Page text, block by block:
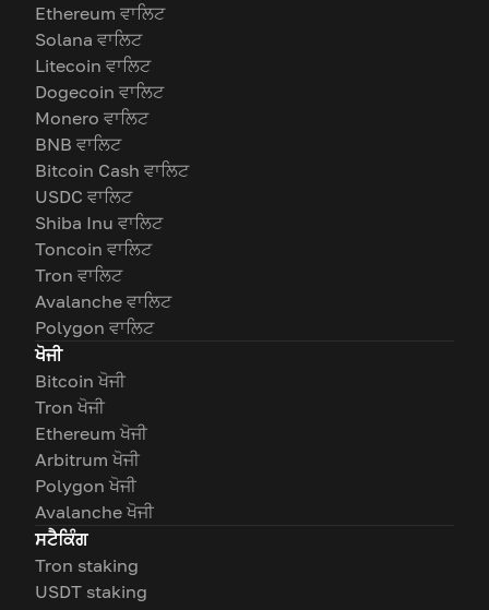
Ethereum ਵਾਲਿਟ
Solana ਵਾਲਿਟ
Litecoin ਵਾਲਿਟ
Dogecoin ਵਾਲਿਟ
Monero ਵਾਲਿਟ
BNB ਵਾਲਿਟ
Bitcoin Cash ਵਾਲਿਟ
USDC ਵਾਲਿਟ
Shiba Inu ਵਾਲਿਟ
Toncoin ਵਾਲਿਟ
Tron ਵਾਲਿਟ
Avalanche ਵਾਲਿਟ
Polygon ਵਾਲਿਟ
ਖੋਜੀ
Bitcoin ਖੋਜੀ
Tron ਖੋਜੀ
Ethereum ਖੋਜੀ
Arbitrum ਖੋਜੀ
Polygon ਖੋਜੀ
Avalanche ਖੋਜੀ
ਸਟੈਕਿੰਗ
Tron staking
USDT staking